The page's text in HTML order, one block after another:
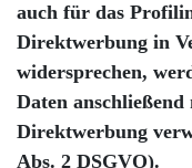
auch für das
Direktwerbung in
widersprechen,
Daten
Direktwerbung
Abs. 2 DSGVO).